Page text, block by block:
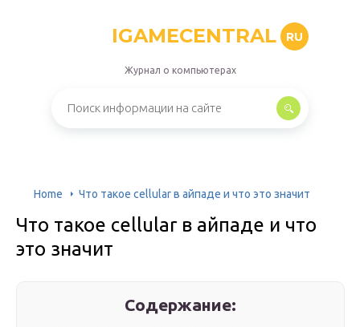
IGAMECENTRAL RU
Журнал о компьютерах
Home Что такое cellular в айпаде и что это значит
Что такое cellular в айпаде и что
это значит
Содержание: